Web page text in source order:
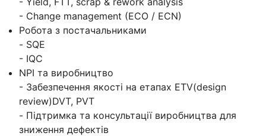
- Change management (ECO / ECN)
Робота з постачальниками
- SQE
- IQC
NPI та виробництво
- Забезпечення якості на етапах ETV(design
review)DVT, PVT
- Підтримка та консультації виробництва для
зниження дефектів